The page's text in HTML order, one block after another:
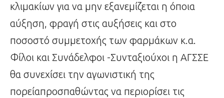
κλιμακίων για να μην εξανεμίζεται η όποια
αύξηση, φραγή στις αυξήσεις και στο
ποσοστό συμμετοχής των φαρμάκων κ.α.
Φίλοι και Συνάδελφοι -Συνταξιούχοι η ΑΓΣΣΕ
θα συνεχίσει την αγωνιστική της
πορείαπροσπαθώντας να περιορίσει τις